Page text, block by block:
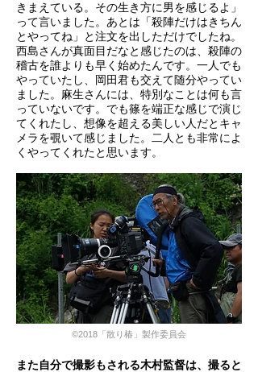
きまえている。その生き方に男を感じるよ」
って言いました。あとは「殺陣だけはきちん
とやってね」と注文を出しただけでしたね。
西島さんが真面目だなと感じたのは、殺陣の
稽古を誰よりも早く始めたんです。一人でも
やっていたし、岡田君も交えて随分やってい
ました。麻生さんには、特別なことは何も言
っていないです。でも篠を端正な感じで演じ
てくれたし、想像を超える美しい人だとキャ
メラを覗いて感じました。二人とも非常によ
くやってくれたと思います。
©2018「散り椿」製作委員会
また自分で撮影もされる木村監督は、撮ると